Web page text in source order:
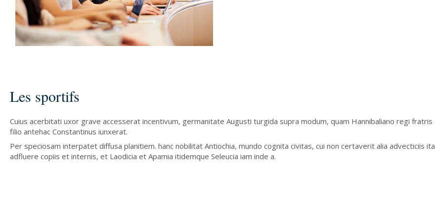
Les sportifs
Cuius acerbitati uxor grave accesserat incentivum, germanitate Augusti turgida supra modum, quam Hannibaliano regi fratris
filio antehac Constantinus iunxerat.
Per speciosam interpatet diffusa planitiem. hanc nobilitat Antiochia, mundo cognita civitas, cui non certaverit alia advecticiis ita
adfluere copiis et internis, et Laodicia et Apamia itidemque Seleucia iam inde a.